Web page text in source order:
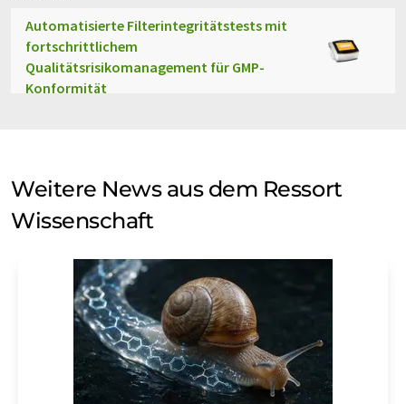
Automatisierte Filterintegritätstests mit
fortschrittlichem
Qualitätsrisikomanagement für GMP-
Konformität
Weitere News aus dem Ressort
Wissenschaft